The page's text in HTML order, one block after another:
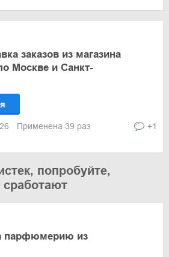
заказов из магазина
Москве и Санкт-
Применена 39 раз +1
попробуйте,
парфюмерию из